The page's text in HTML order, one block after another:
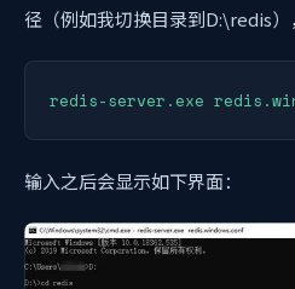
径（例如我切换目录到D:\redis）
redis-server.exe
输入之后会显示如下界面：